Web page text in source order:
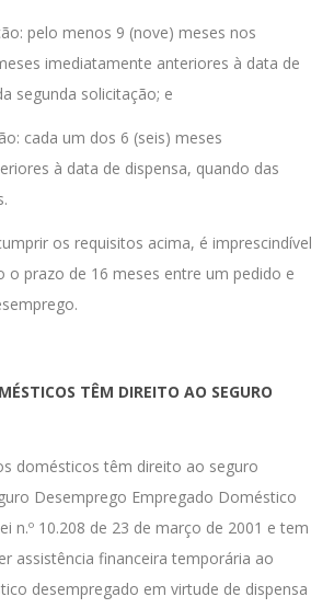
pelo menos 9 (nove) meses nos
imediatamente anteriores à data de
segunda solicitação; e
cada um dos 6 (seis) meses
à data de dispensa, quando das
os requisitos acima, é imprescindível
o prazo de 16 meses entre um pedido e
TÊM DIREITO AO SEGURO
domésticos têm direito ao seguro
Desemprego Empregado Doméstico
n.º 10.208 de 23 de março de 2001 e tem
assistência financeira temporária ao
desempregado em virtude de dispensa